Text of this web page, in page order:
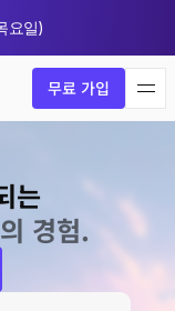
요일)
무료 가입
는
경험.